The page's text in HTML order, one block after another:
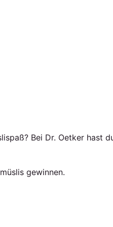
Bei Dr. Oetker hast
gewinnen.